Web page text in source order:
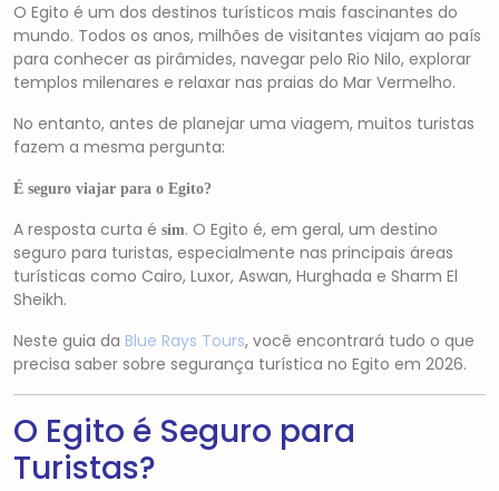
O Egito é um dos destinos turísticos mais fascinantes do
mundo. Todos os anos, milhões de visitantes viajam ao país
para conhecer as pirâmides, navegar pelo Rio Nilo, explorar
templos milenares e relaxar nas praias do Mar Vermelho.
No entanto, antes de planejar uma viagem, muitos turistas
fazem a mesma pergunta:
É seguro viajar para o Egito?
A resposta curta é sim. O Egito é, em geral, um destino
seguro para turistas, especialmente nas principais áreas
turísticas como Cairo, Luxor, Aswan, Hurghada e Sharm El
Sheikh.
Neste guia da Blue Rays Tours, você encontrará tudo o que
precisa saber sobre segurança turística no Egito em 2026.
O Egito é Seguro para
Turistas?